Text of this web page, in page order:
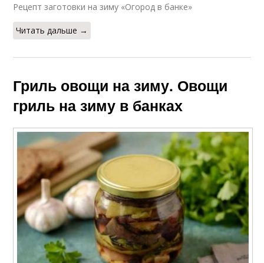
Рецепт заготовки на зиму «Огород в банке»
Читать дальше →
Гриль овощи на зиму. Овощи
гриль на зиму в банках